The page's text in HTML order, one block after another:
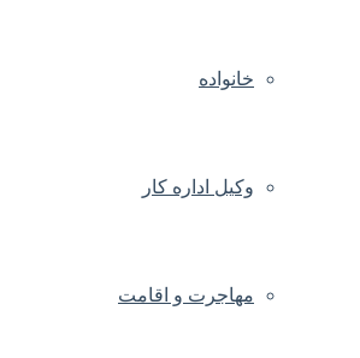
خانواده
وکیل اداره کار
مهاجرت و اقامت